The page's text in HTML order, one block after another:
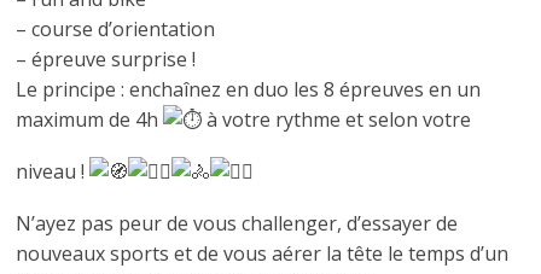
– course d’orientation
– épreuve surprise !
Le principe : enchaînez en duo les 8 épreuves en un
maximum de 4h
à votre rythme et selon votre
niveau !
N’ayez pas peur de vous challenger, d’essayer de
nouveaux sports et de vous aérer la tête le temps d’un